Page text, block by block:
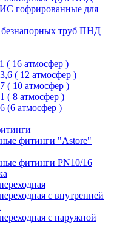
гофрированные для
труб ПНД
( 16 атмосфер )
( 12 атмосфер )
( 10 атмосфер )
( 8 атмосфер )
(6 атмосфер )
фитинги "Astore"
фитинги PN10/16
с внутренней
с наружной